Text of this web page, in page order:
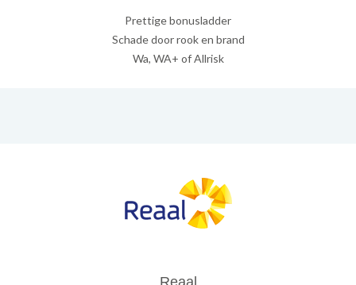
Prettige bonusladder
Schade door rook en brand
Wa, WA+ of Allrisk